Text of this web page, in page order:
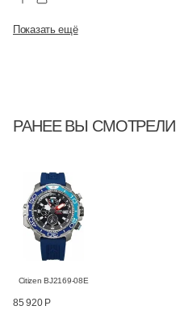
Показать ещё
РАНЕЕ ВЫ СМОТРЕЛИ
Citizen BJ2169-08E
85 920 Р